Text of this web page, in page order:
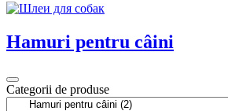
Hamuri pentru câini
Categorii de produse